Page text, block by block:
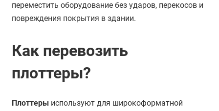
переместить оборудование без ударов, перекосов и
повреждения покрытия в здании.
Как перевозить
плоттеры?
Плоттеры используют для широкоформатной